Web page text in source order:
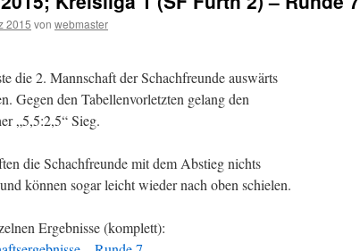
2015 von webmaster
die 2. Mannschaft der Schachfreunde auswärts
Gegen den Tabellenvorletzten gelang den
„5,5:2,5“ Sieg.
die Schachfreunde mit dem Abstieg nichts
können sogar leicht wieder nach oben schielen.
Ergebnisse (komplett):